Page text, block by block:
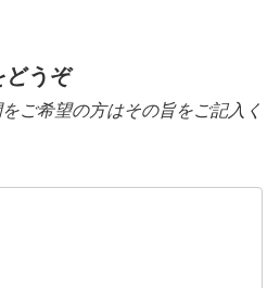
どうぞ
希望の方はその旨をご記入く